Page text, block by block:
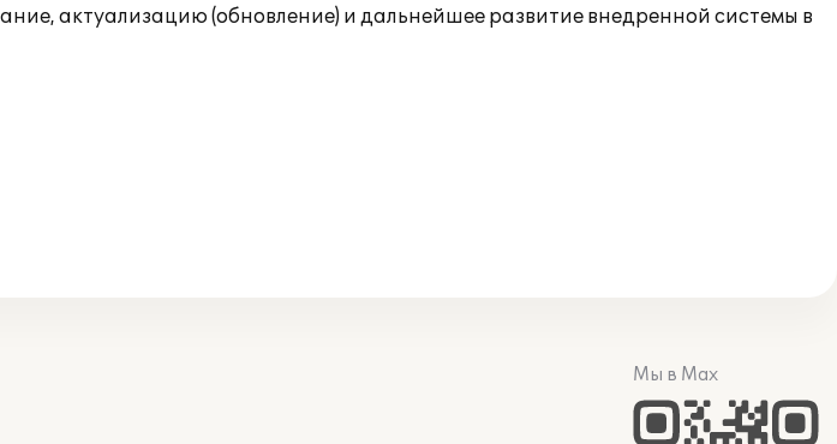
актуализацию (обновление) и дальнейшее развитие внедренной системы в
Мы в Max